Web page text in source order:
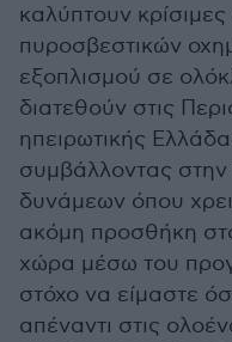
καλύπτουν
πυροσβεστικών
εξοπλισμού σε
διατεθούν στις
ηπειρωτικής
συμβάλλοντας στην
δυνάμεων όπου
ακόμη προσθήκη
χώρα μέσω του
στόχο να είμαστε
απέναντι στις